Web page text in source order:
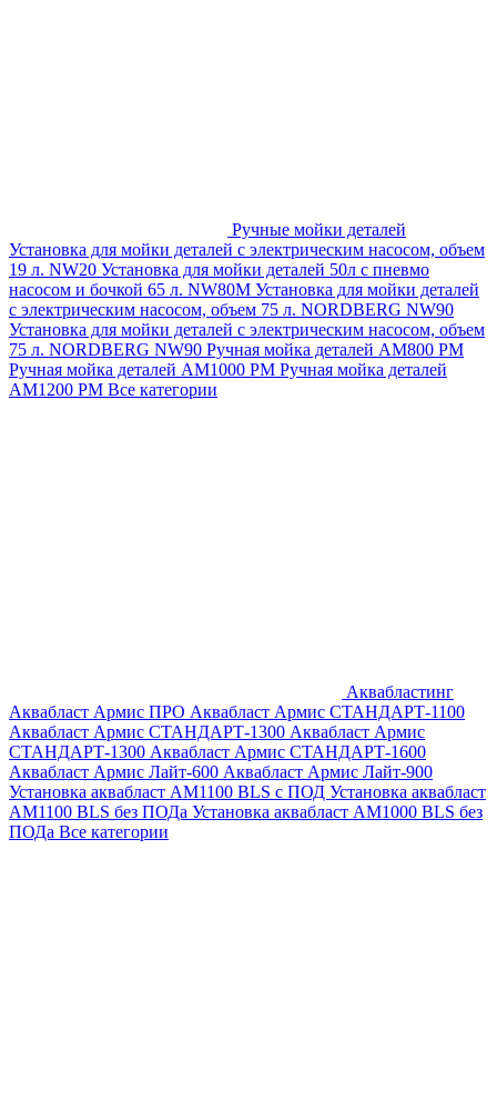
Ручные мойки деталей
Установка для мойки деталей с электрическим насосом, объем
19 л. NW20 Установка для мойки деталей 50л с пневмо
насосом и бочкой 65 л. NW80M Установка для мойки деталей
с электрическим насосом, объем 75 л. NORDBERG NW90
Установка для мойки деталей с электрическим насосом, объем
75 л. NORDBERG NW90 Ручная мойка деталей АМ800 РМ
Ручная мойка деталей АМ1000 РМ Ручная мойка деталей
АМ1200 РМ Все категории
Аквабластинг
Аквабласт Армис ПРО Аквабласт Армис СТАНДАРТ-1100
Аквабласт Армис СТАНДАРТ-1300 Аквабласт Армис
СТАНДАРТ-1300 Аквабласт Армис СТАНДАРТ-1600
Аквабласт Армис Лайт-600 Аквабласт Армис Лайт-900
Установка аквабласт AM1100 BLS с ПОД Установка аквабласт
AM1100 BLS без ПОДа Установка аквабласт AM1000 BLS без
ПОДа Все категории